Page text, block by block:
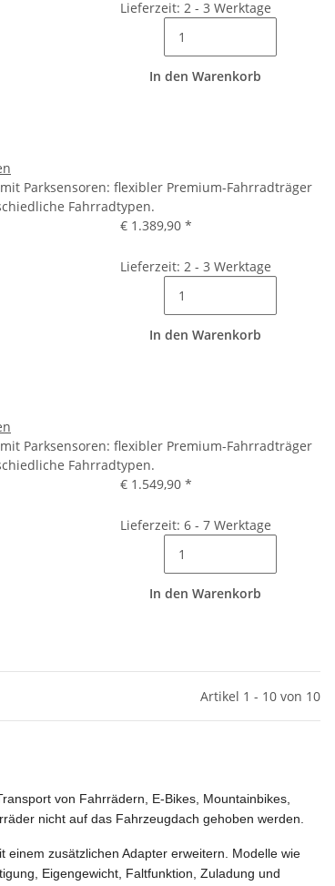
Lieferzeit: 2 - 3 Werktage
In den Warenkorb
Parksensoren: flexibler Premium-Fahrradträger
Fahrradtypen.
€ 1.389,90 *
Lieferzeit: 2 - 3 Werktage
In den Warenkorb
Parksensoren: flexibler Premium-Fahrradträger
Fahrradtypen.
€ 1.549,90 *
Lieferzeit: 6 - 7 Werktage
In den Warenkorb
Artikel 1 - 10 von 10
von Fahrrädern, E-Bikes, Mountainbikes,
nicht auf das Fahrzeugdach gehoben werden.
zusätzlichen Adapter erweitern. Modelle wie
Eigengewicht, Faltfunktion, Zuladung und